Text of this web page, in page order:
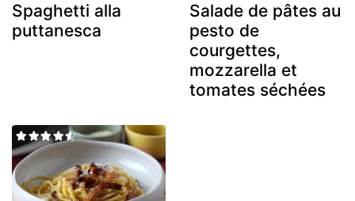
Spaghetti alla
puttanesca
Salade de pâtes au
pesto de
courgettes,
mozzarella et
tomates séchées